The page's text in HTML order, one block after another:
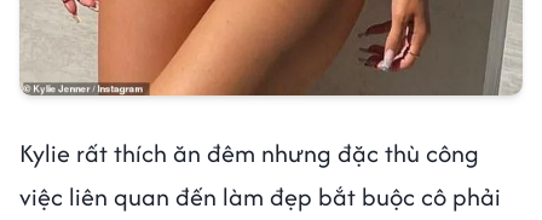
Kylie rất thích ăn đêm nhưng đặc thù công
việc liên quan đến làm đẹp bắt buộc cô phải